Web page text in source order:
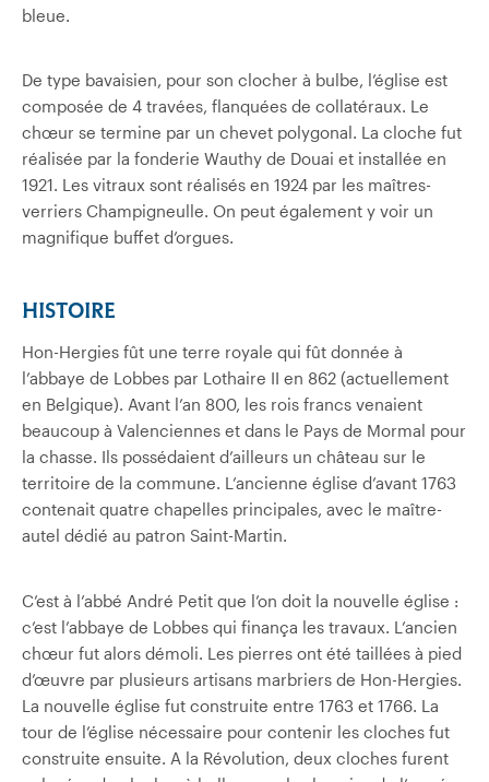
bleue.
De type bavaisien, pour son clocher à bulbe, l’église est
composée de 4 travées, flanquées de collatéraux. Le
chœur se termine par un chevet polygonal. La cloche fut
réalisée par la fonderie Wauthy de Douai et installée en
1921. Les vitraux sont réalisés en 1924 par les maîtres-
verriers Champigneulle. On peut également y voir un
magnifique buffet d’orgues.
HISTOIRE
Hon-Hergies fût une terre royale qui fût donnée à
l’abbaye de Lobbes par Lothaire II en 862 (actuellement
en Belgique). Avant l’an 800, les rois francs venaient
beaucoup à Valenciennes et dans le Pays de Mormal pour
la chasse. Ils possédaient d’ailleurs un château sur le
territoire de la commune. L’ancienne église d’avant 1763
contenait quatre chapelles principales, avec le maître-
autel dédié au patron Saint-Martin.
C’est à l’abbé André Petit que l’on doit la nouvelle église :
c’est l’abbaye de Lobbes qui finança les travaux. L’ancien
chœur fut alors démoli. Les pierres ont été taillées à pied
d’œuvre par plusieurs artisans marbriers de Hon-Hergies.
La nouvelle église fut construite entre 1763 et 1766. La
tour de l’église nécessaire pour contenir les cloches fut
construite ensuite. A la Révolution, deux cloches furent